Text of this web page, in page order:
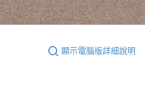
顯示電腦版詳細說明